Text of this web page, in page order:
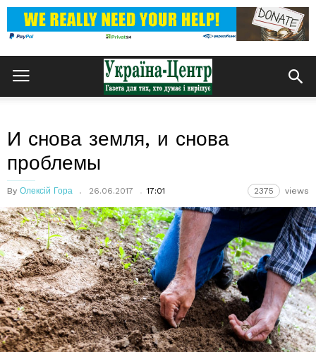
И снова земля, и снова
проблемы
By Олексій Гора 26.06.2017 17:01 2375 views